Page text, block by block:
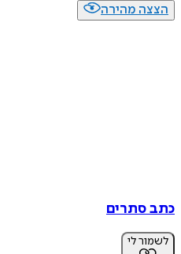
הצצה מהירה
כתב סתרים
לשמור לי